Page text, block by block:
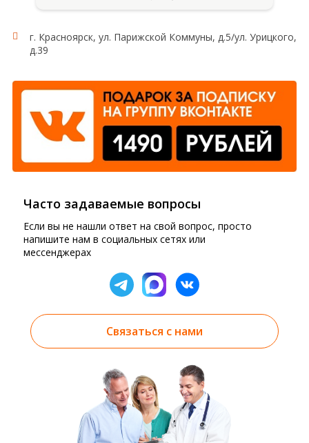
г. Красноярск, ул. Парижской Коммуны, д.5/ул. Урицкого,
д.39
Часто задаваемые вопросы
Если вы не нашли ответ на свой вопрос, просто
напишите нам в социальных сетях или
мессенджерах
Связаться с нами